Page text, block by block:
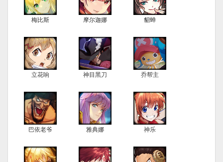
梅比斯 摩尔迦娜 貂蝉
立花响 神目黑刀 乔帮主
巴依老爷 雅典娜 神乐